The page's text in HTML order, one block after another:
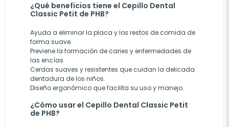
¿Qué beneficios tiene el Cepillo Dental
Classic Petit de PHB?
Ayuda a eliminar la placa y los restos de comida de
forma suave.
Previene la formación de caries y enfermedades de
las encías.
Cerdas suaves y resistentes que cuidan la delicada
dentadura de los niños.
Diseño ergonómico que facilita su uso y manejo.
¿Cómo usar el Cepillo Dental Classic Petit
de PHB?